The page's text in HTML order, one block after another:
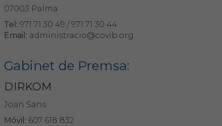
Guia Responsable
Salut animal i salut pública
CONTACTE
07003 Palma
Tel: 971 71 30 49 / 971 71 30 44
Email: administracio@covib.org
Gabinet de Premsa:
DIRKOM
Joan Sans
Móvil: 607 618 832